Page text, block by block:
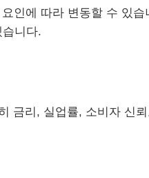
인에 따라 변동할 수 있습
니다.
금리, 실업률, 소비자 신